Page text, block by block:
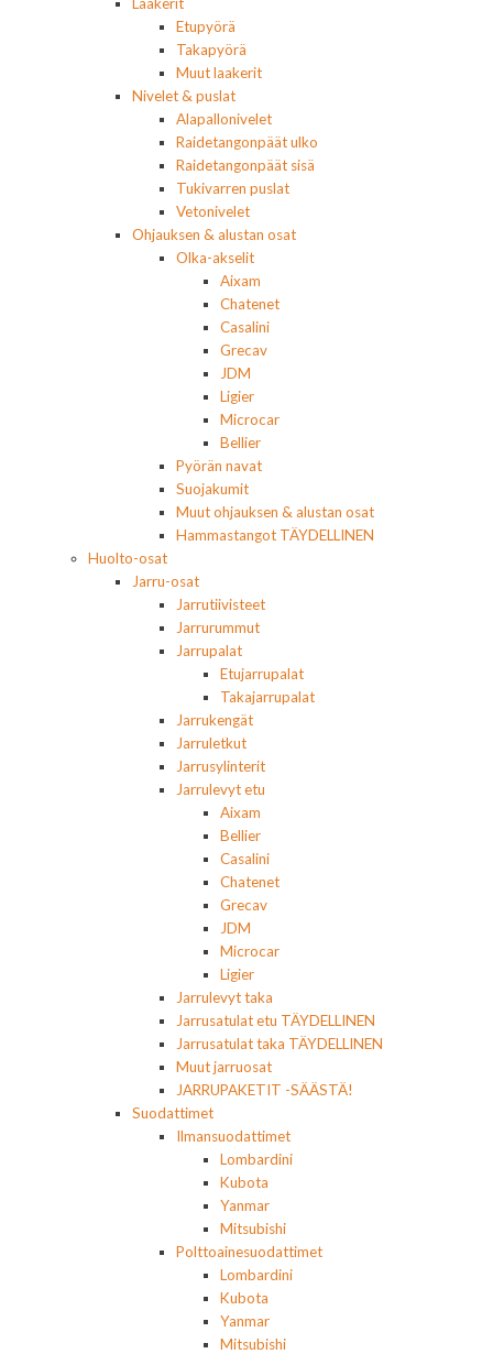
Etupyörä
Takapyörä
Muut laakerit
Nivelet & puslat
Alapallonivelet
Raidetangonpäät ulko
Raidetangonpäät sisä
Tukivarren puslat
Vetonivelet
Ohjauksen & alustan osat
Olka-akselit
Aixam
Chatenet
Casalini
Grecav
JDM
Ligier
Microcar
Bellier
Pyörän navat
Suojakumit
Muut ohjauksen & alustan osat
Hammastangot TÄYDELLINEN
Huolto-osat
Jarru-osat
Jarrutiivisteet
Jarrurummut
Jarrupalat
Etujarrupalat
Takajarrupalat
Jarrukengät
Jarruletkut
Jarrusylinterit
Jarrulevyt etu
Aixam
Bellier
Casalini
Chatenet
Grecav
JDM
Microcar
Ligier
Jarrulevyt taka
Jarrusatulat etu TÄYDELLINEN
Jarrusatulat taka TÄYDELLINEN
Muut jarruosat
JARRUPAKETIT -SÄÄSTÄ!
Suodattimet
Ilmansuodattimet
Lombardini
Kubota
Yanmar
Mitsubishi
Polttoainesuodattimet
Lombardini
Kubota
Yanmar
Mitsubishi